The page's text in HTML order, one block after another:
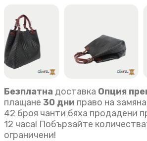
черно
шоколад
quantity
Безплатна доставка Опция
плащане 30 дни право на
42 броя чанти бяха продадени
12 часа! Побързайте
ограничени!